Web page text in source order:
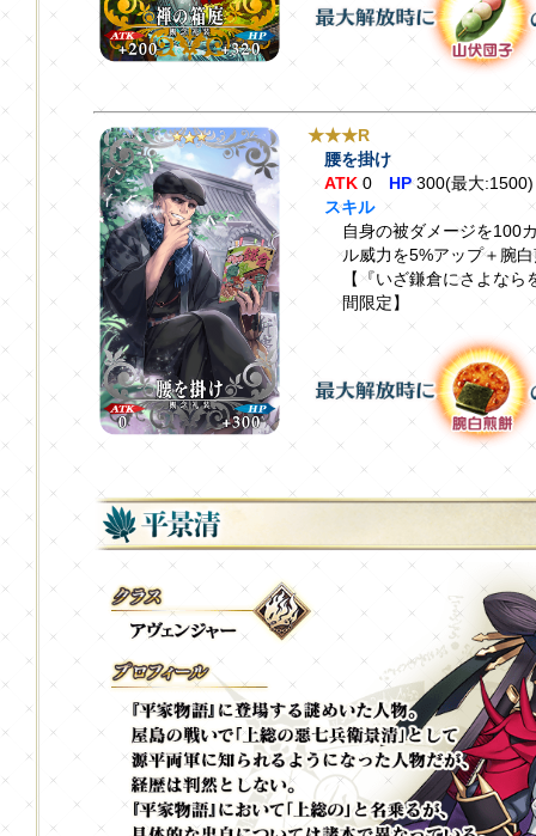
★★★R
腰を掛け
ATK 0 HP300(最大:1500)
スキル
自身の被ダメージを100
ル威力を5%アップ＋腕
【『いざ鎌倉にさよな
間限定】